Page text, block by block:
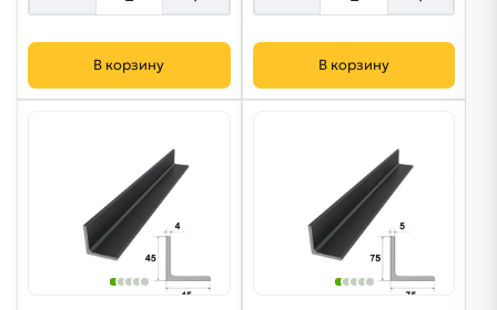
В корзину В корзину